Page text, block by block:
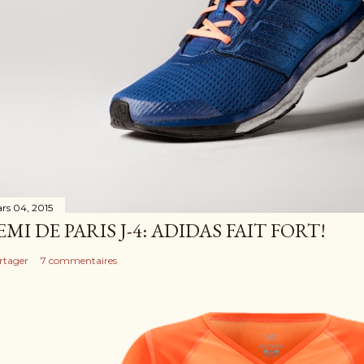
04, 2015
DE PARIS J-4: ADIDAS FAIT FORT!
7 commentaires